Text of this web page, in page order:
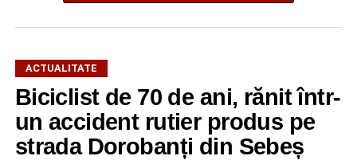
ACTUALITATE
Biciclist de 70 de ani, rănit într-
un accident rutier produs pe
strada Dorobanți din Sebeș